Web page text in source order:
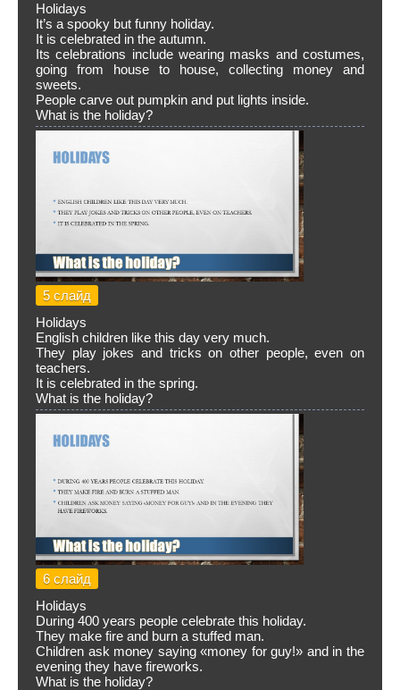
Holidays
It’s a spooky but funny holiday.
It is celebrated in the autumn.
Its celebrations include wearing masks and costumes,
going from house to house, collecting money and
sweets.
People carve out pumpkin and put lights inside.
What is the holiday?
5 слайд
Holidays
English children like this day very much.
They play jokes and tricks on other people, even on
teachers.
It is celebrated in the spring.
What is the holiday?
6 слайд
Holidays
During 400 years people celebrate this holiday.
They make fire and burn a stuffed man.
Children ask money saying «money for guy!» and in the
evening they have fireworks.
What is the holiday?